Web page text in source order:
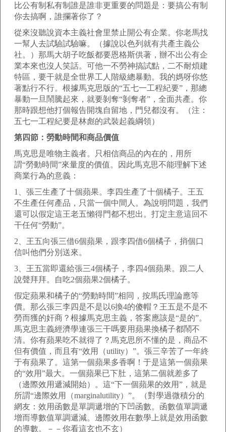
比公有制私有制誰是誰非更重要的問題是：要搞公有制
你去搞啊，誰攔著你了？
從來沒聽說資本主義社會里禁止開公有企業。你老馬找
一幫人去試驗試驗嘛。（據說以色列就有共產主義公
社。）那馬大胡子吃飯都要恩格斯供著，辦不出公有企
業本來也沒人笑話。可他一不勞神搞試點，二不耐煩建
特區，要干就是全世界工人階級總暴動。我的媽呀你悠
著點行不行。根據馬克思版的“五七一工程紀要”，那總
暴動一旦鬧騰起來，就要剝奪“剝奪者”，全面共產。你
那時跟想他打個報告開塊自留地，門兒都沒有。（注：
五七一工程紀要是林彪的武裝起義綱領）
第四節：勞動時間和商品價值
馬克思是唯物主義者。只相信商品的內在的，用所
謂“勞動時間”來量度的價值。因此馬克思不能理解下述
商業行為的意義：
1、張三生產了十個蘋果。李四生產了十個橘子。王五
不生產任何產品，只當一個中間人。為說明問題，我們
還可以假定這王老五懶得門都不想出。打定主意這回不
干任何“勞動”。
2、王五向張三借6個蘋果，跟李四借6個橘子，捎個口
信叫他們分別送來。
3、王五當即還給張三4個橘子，李四4個蘋果。跟二人
說聲拜拜。自吃2個蘋果2個橘子。
假定蘋果和橘子的“勞動時間”相同，按馬氏理論應等
價。那么張三李四是不是以6換4的傻帽？王五是不是不
勞而獲的奸商？根據馬克思主義，答案應該是“是的”。
馬克思主義經濟學連張三干嗎要用蘋果換橘子都鬧不
清。你有蘋果吃不就得了？馬克思所不懂的是，商品不
但有價值，而且有“效用（utility）”。張三辛苦了一年終
于有蘋果了。這第一個蘋果多香啊！于是這第一個蘋果
的“效用”最大。一個蘋果已下肚，這第二個就差多了
（邊際效用遞減開始）。這“下一個蘋果的效用”，就是
所謂“邊際效用（marginalutility）”。（對學過微積分的
網友：效用函數是單調遞增的下凹函數。函數值單調遞
增而導數值單調遞減。邊際效用在數學上就是效用函數
的導數。－－你看這玄也不玄）